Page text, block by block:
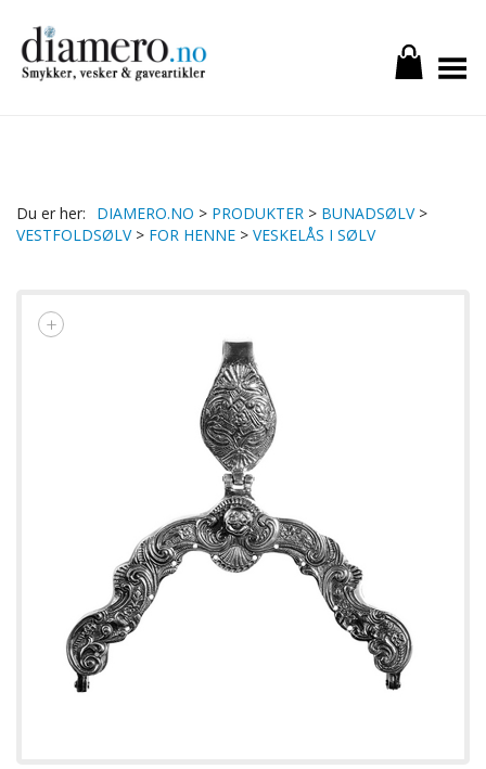
Toggle Menu
DIAMERO.NO > PRODUKTER > BUNADSØLV>
VESTFOLDSØLV> FOR HENNE > VESKELÅS I SØLV
+